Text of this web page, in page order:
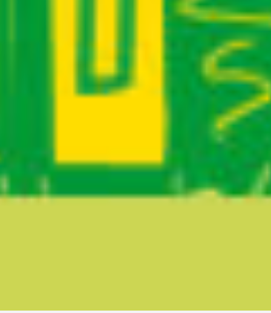
Ruta del sitio